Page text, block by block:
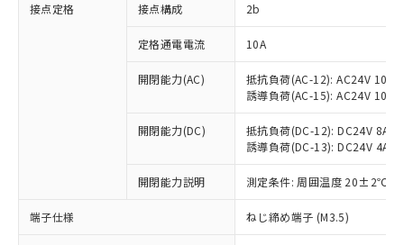
接点定格 接点構成 2b
定格通電電流 10A
開閉能力(AC)
抵抗負荷(AC-12): AC24V 10A/
誘導負荷(AC-15): AC24V
開閉能力(DC)
抵抗負荷(DC-12): DC24V 8A/
誘導負荷(DC-13): DC24V 4A/
開閉能力説明 測定条件: 周囲温度 20±2℃、
端子仕様 ねじ締め端子 (M3.5)
ご利用条件
以下の条件をお読みいただき、同意のうえ
対応済み：EU RoHS指令（10物質）の
非含有に対応した製品が提供可能な商品で
対応予定：EU RoHS指令（10物質）の非含
有に対応した製品に切り替える予定のある
対応予定なし：EU RoHS指令（10物質）の
非含有に非対応の商品で、対応品を出す予